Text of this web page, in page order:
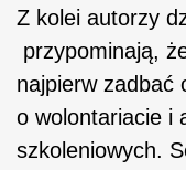
Z kolei autorzy
przypominają,
najpierw zadbać
o wolontariacie i
szkoleniowych.